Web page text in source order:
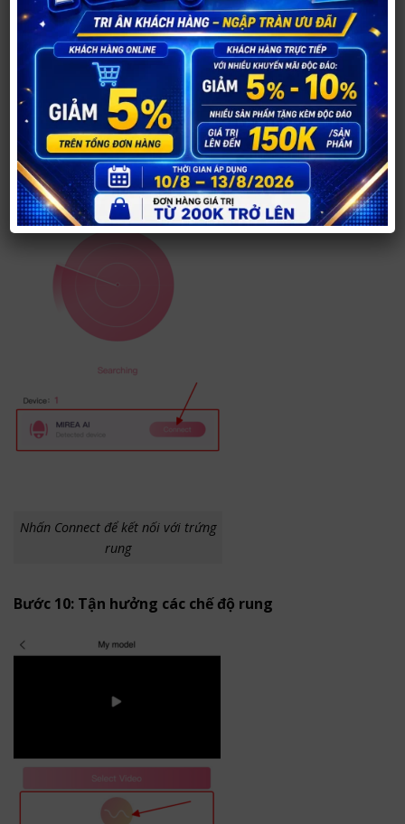
Bước 9.1:Nhấn và giữ nút nguồn của trứng rung
để khởi động trứng rung
Bước 9.2:Sau khi khởi động trứng rung thì ứng
dụng sẽ tìm thấy như ảnh dưới , nhấn Connect để
kết nối
Nhấn Connect để kết nối với trứng
rung
Bước 10: Tận hưởng các chế độ rung